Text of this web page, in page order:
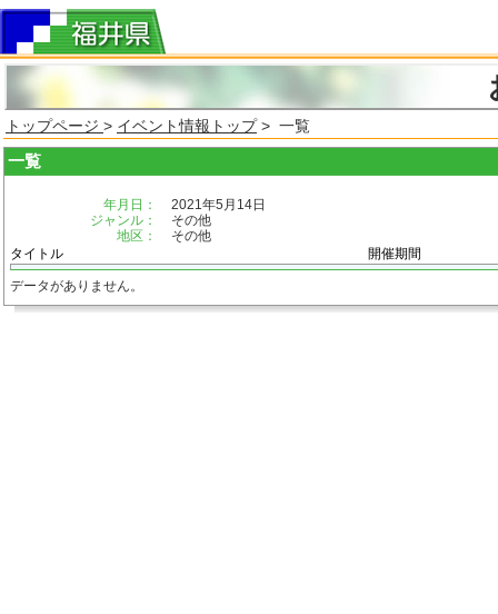
トップページ > イベント情報トップ> 一覧
一覧
年月日：
2021年5月14日
ジャンル：
その他
地区：
その他
タイトル
開催期間
データがありません。